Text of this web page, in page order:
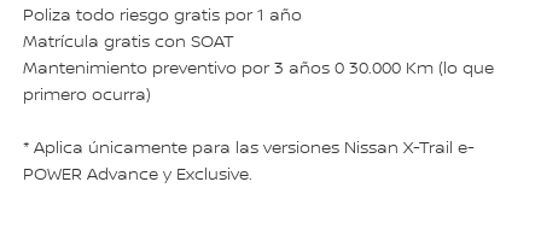
Poliza todo riesgo gratis por 1 año
Matrícula gratis con SOAT
Mantenimiento preventivo por 3 años 0 30.000 Km (lo que
primero ocurra)
* Aplica únicamente para las versiones Nissan X-Trail e-
POWER Advance y Exclusive.